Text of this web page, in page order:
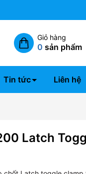
Giỏ hàng
0 sản phẩm
Tin tức Liên hệ
Latch